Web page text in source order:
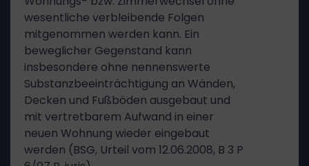
wesentliche verbleibende Folgen
mitgenommen werden kann. Ein
beweglicher Gegenstand kann
insbesondere ohne nennenswerte
Substanzbeeinträchtigung an Wänden,
Decken und Fußböden ausgebaut und
mit vertretbarem Aufwand in einer
neuen Wohnung wieder eingebaut
werden (BSG, Urteil vom 12.06.2008, B 3 P